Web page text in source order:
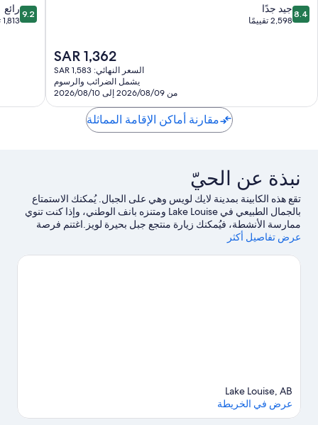
8.4
من
8.4 جيد جدًا
2,598 تقييمًا
السعر
الحالي
هو
SAR
1,362
SAR 1,362
السعر النهائي: SAR 1,583
يشمل الضرائب والرسوم
من 2026/08/09 إلى 2026/08/10
9.2
من
9.2 رائع
1,813 تقييمًا
مقارنة أماكن الإقامة المماثلة
نبذة عن الحيّ
تقع هذه الكابينة بمدينة لايك لويس وهي على الجبال. يُمكنك الاستمتاع
بالجمال الطبيعي في Lake Louise ومتنزه بانف الوطني، وإذا كنت تنوي
ممارسة الأنشطة، فيُمكنك زيارة منتجع جبل بحيرة لويز.اغتنم فرصة
استكشاف المنطقة بغرض الاستمتاع بخوض تجارب مثيرة في الهواء
لايك لويس
عرض تفاصيل أكثر
Lake Louise, AB
عرض في الخريطة